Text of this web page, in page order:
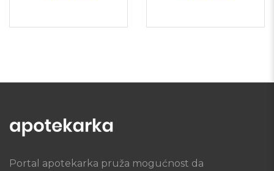
Portal apotekarka pruža mogućnost da